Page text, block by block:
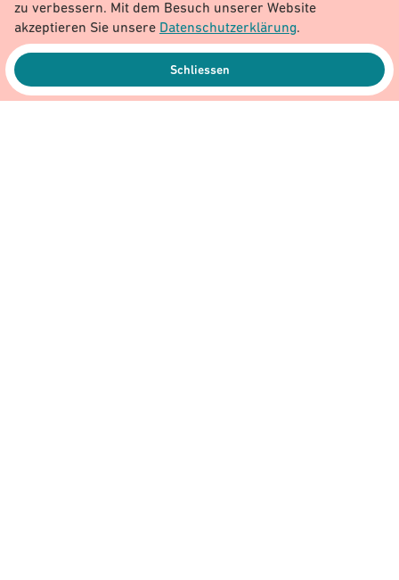
zu verbessern. Mit dem Besuch unserer Website
akzeptieren Sie unsere Datenschutzerklärung.
Schliessen